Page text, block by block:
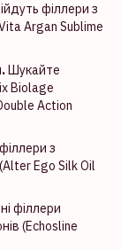
філлери з
Argan Sublime
Шукайте
Biolage
Action
з
Ego Silk Oil
філлери
(Echosline